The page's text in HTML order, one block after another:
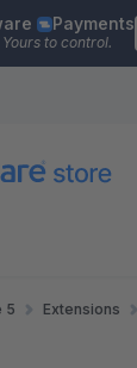
Payments
to control.
5 Extensions